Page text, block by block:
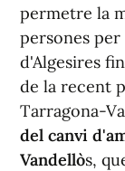
permetre la
persones
d'Algesires
de la recent
Tarragona-
del canvi
Vandellòs,